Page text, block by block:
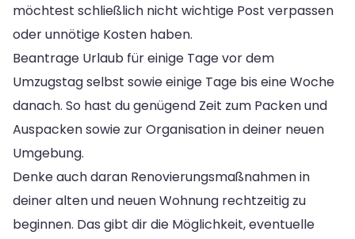
möchtest schließlich nicht wichtige Post verpassen
oder unnötige Kosten haben.
Beantrage Urlaub für einige Tage vor dem
Umzugstag selbst sowie einige Tage bis eine Woche
danach. So hast du genügend Zeit zum Packen und
Auspacken sowie zur Organisation in deiner neuen
Umgebung.
Denke auch daran Renovierungsmaßnahmen in
deiner alten und neuen Wohnung rechtzeitig zu
beginnen. Das gibt dir die Möglichkeit, eventuelle